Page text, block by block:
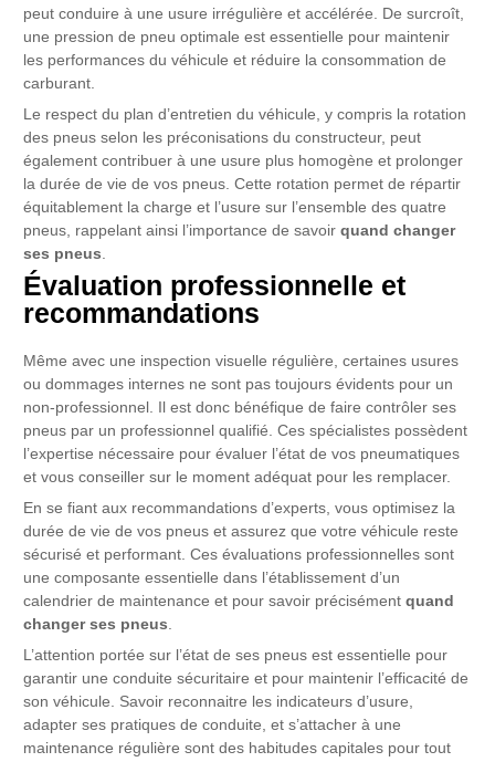
peut conduire à une usure irrégulière et accélérée. De surcroît,
une pression de pneu optimale est essentielle pour maintenir
les performances du véhicule et réduire la consommation de
carburant.
Le respect du plan d’entretien du véhicule, y compris la rotation
des pneus selon les préconisations du constructeur, peut
également contribuer à une usure plus homogène et prolonger
la durée de vie de vos pneus. Cette rotation permet de répartir
équitablement la charge et l’usure sur l’ensemble des quatre
pneus, rappelant ainsi l’importance de savoirquand changer
ses pneus
Évaluation professionnelle et
recommandations
Même avec une inspection visuelle régulière, certaines usures
ou dommages internes ne sont pas toujours évidents pour un
non-professionnel. Il est donc bénéfique de faire contrôler ses
pneus par un professionnel qualifié. Ces spécialistes possèdent
l’expertise nécessaire pour évaluer l’état de vos pneumatiques
et vous conseiller sur le moment adéquat pour les remplacer.
En se fiant aux recommandations d’experts, vous optimisez la
durée de vie de vos pneus et assurez que votre véhicule reste
sécurisé et performant. Ces évaluations professionnelles sont
une composante essentielle dans l’établissement d’un
calendrier de maintenance et pour savoir précisémentquand
changer ses pneus.
L’attention portée sur l’état de ses pneus est essentielle pour
garantir une conduite sécuritaire et pour maintenir l’efficacité de
son véhicule. Savoir reconnaitre les indicateurs d’usure,
adapter ses pratiques de conduite, et s’attacher à une
maintenance régulière sont des habitudes capitales pour tout